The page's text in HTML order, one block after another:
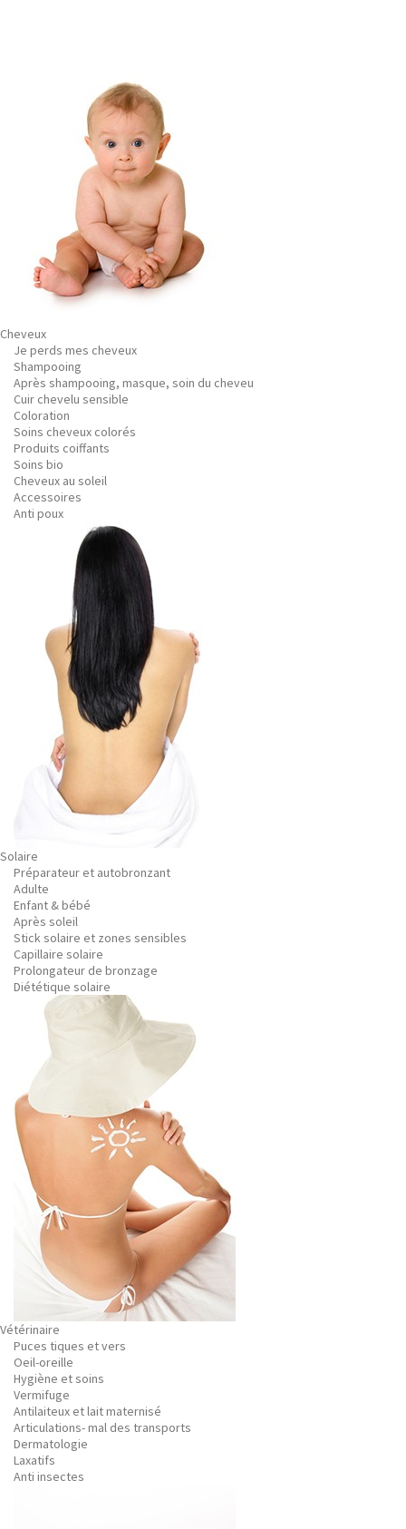
Cheveux
Je perds mes cheveux
Shampooing
Après shampooing, masque, soin du cheveu
Cuir chevelu sensible
Coloration
Soins cheveux colorés
Produits coiffants
Soins bio
Cheveux au soleil
Accessoires
Anti poux
Solaire
Préparateur et autobronzant
Adulte
Enfant & bébé
Après soleil
Stick solaire et zones sensibles
Capillaire solaire
Prolongateur de bronzage
Diététique solaire
Vétérinaire
Puces tiques et vers
Oeil-oreille
Hygiène et soins
Vermifuge
Antilaiteux et lait maternisé
Articulations- mal des transports
Dermatologie
Laxatifs
Anti insectes